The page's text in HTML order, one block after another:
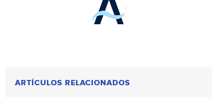
ARTÍCULOS RELACIONADOS